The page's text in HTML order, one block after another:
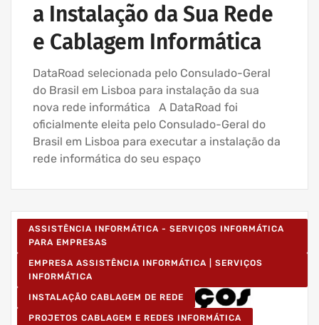
a Instalação da Sua Rede
e Cablagem Informática
DataRoad selecionada pelo Consulado-Geral
do Brasil em Lisboa para instalação da sua
nova rede informática A DataRoad foi
oficialmente eleita pelo Consulado-Geral do
Brasil em Lisboa para executar a instalação da
rede informática do seu espaço
ASSISTÊNCIA INFORMÁTICA - SERVIÇOS INFORMÁTICA
PARA EMPRESAS
EMPRESA ASSISTÊNCIA INFORMÁTICA | SERVIÇOS
INFORMÁTICA
INSTALAÇÃO CABLAGEM DE REDE
PROJETOS CABLAGEM E REDES INFORMÁTICA